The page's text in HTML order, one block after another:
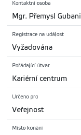
Kontaktní osoba
Mgr. Přemysl Gubani
Registrace na událost
Vyžadována
Pořádající útvar
Kariérní centrum
Určeno pro
Veřejnost
Místo konání